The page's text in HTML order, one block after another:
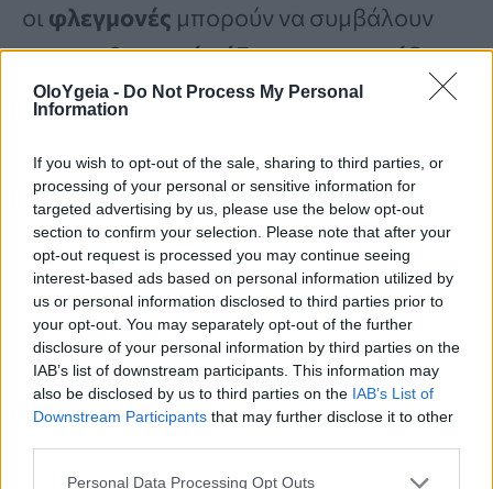
OloYgeia - Do Not Process My Personal
Information
If you wish to opt-out of the sale, sharing to third parties, or
processing of your personal or sensitive information for
targeted advertising by us, please use the below opt-out
section to confirm your selection. Please note that after your
opt-out request is processed you may continue seeing
interest-based ads based on personal information utilized by
us or personal information disclosed to third parties prior to
your opt-out. You may separately opt-out of the further
disclosure of your personal information by third parties on the
IAB’s list of downstream participants. This information may
also be disclosed by us to third parties on the IAB’s List of
Downstream Participants that may further disclose it to other
Personal Data Processing Opt Outs
οι φλεγμονές μπορούν να συμβάλουν
στηνανθυγιεινή αύξησητωνεπιπέδων
τηςκορτιζόλης.
«Ως αποτέλεσμα, κάποιος μπορεί να
βιώσει ανησυχία, κόπωση,
ευερεθιστότητα, δυσκολία
συγκέντρωσης και ύπνου, μυϊκή ένταση,
δυσφορία ή αδυναμία και πεπτικά
προβλήματα».
είναι αυξημένα, όπως εξηγεί η Donovan,